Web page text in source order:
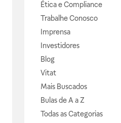
Ética e Compliance
Trabalhe Conosco
Imprensa
Investidores
Blog
Vitat
Mais Buscados
Bulas de A a Z
Todas as Categorias